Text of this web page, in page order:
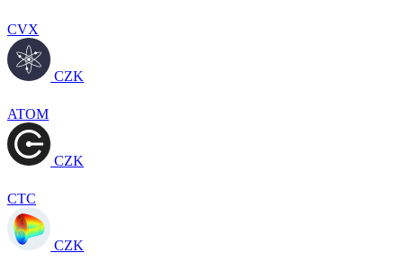
CVX
CZK
ATOM
CZK
CTC
CZK